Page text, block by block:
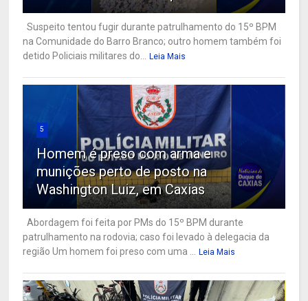
Suspeito tentou fugir durante patrulhamento do 15º BPM
na Comunidade do Barro Branco; outro homem também foi
detido Policiais militares do...
Leia Mais
5
Homem é preso com arma e
munições perto de posto na
Washington Luiz, em Caxias
Abordagem foi feita por PMs do 15º BPM durante
patrulhamento na rodovia; caso foi levado à delegacia da
região Um homem foi preso com uma ...
Leia Mais